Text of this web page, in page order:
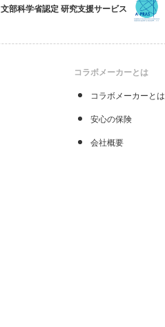
文部科学省認定 研究支援サービス
コラボメーカーとは
コラボメーカーとは
安心の保険
会社概要